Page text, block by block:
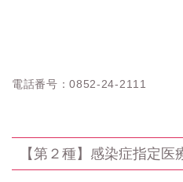
電話番号：0852-24-2111
【第２種】感染症指定